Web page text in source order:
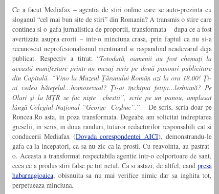
Ce a facut Mediafax – agentia de stiri online care se auto-prezinta cu
sloganul “cel mai bun site de stiri” din Romania? A transmis o stire care
continea si o gafa jurnalistica de proportii, transformata – dupa ce a fost
avertizata asupra erorii – intr-o minciuna crasa, prin faptul ca nu si-a
recunoscut neprofesionalismul mentinand si raspandind neadevarul deja
publicat. Respectiv a titrat: “Totodată, oamenii au fost chemaţi la
această manifestare printr-un mesaj scris pe două panouri publicitare
din Capitală. “Vino la Muzeul Ţăranului Român azi la ora 18.00! Ţi-
ai vedea băieţelul…homosexual? Ţi-ai închipui fetiţa…lesbiană? Pe
Olari şi la MŢR se fac nişte chestii”, scrie pe un panou, amplasat
lângă Colegiul Naţional “George Coşbuc”.” – De scris, scria doar pe
Roncea.Ro asta, in poza transformata. Degeaba am solicitat indreptarea
greselii, in scris, in doua randuri, tuturor redactorilor responsabili cat si
conducerii Mediafax (Dovada corespondentei AICI), demonstrandu-le
gafa ca la incepatori, ca sa nu zic ca la prosti. Cu reavointa, au pastrat-
o. Aceasta a transformat respectabila agentie intr-o colportoare de sant,
ceea ce a produs stiri false pe tot netul. Ca si astazi, de altfel, cand presa
habarnagioaica, obisnuita sa nu mai verifice nimic dar sa inghita tot,
perpetueaza minciuna.